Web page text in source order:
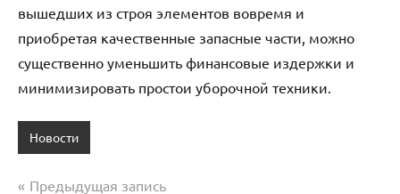
вышедших из строя элементов вовремя и
приобретая качественные запасные части, можно
существенно уменьшить финансовые издержки и
минимизировать простои уборочной техники.
Новости
Предыдущая запись